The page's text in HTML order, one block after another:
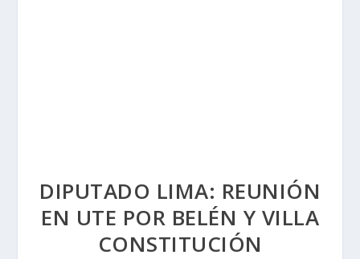
DIPUTADO LIMA: REUNIÓN
EN UTE POR BELÉN Y VILLA
CONSTITUCIÓN